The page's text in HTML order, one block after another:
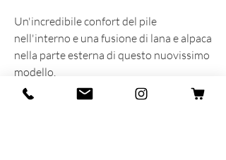
Un'incredibile confort del pile
nell'interno e una fusione di lana e alpaca
nella parte esterna di questo nuovissimo
modello.
Adatta per l'uso quotidiano nei mesi più